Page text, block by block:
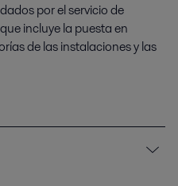
por el servicio de
incluye la puesta en
de las instalaciones y las